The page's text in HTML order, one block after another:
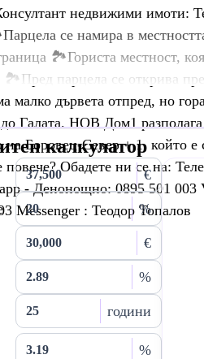
недвижими имоти:
се намира в
🏞️Гориста местност,
парцела се открива
малко дървета отпред, но
Галата. НОВ Дом1
на Боровец-Север + 1, който
повече? Обадете ни се на:
- Денонощно: 0895 501
Messenger : Теодор Топалов
калкулатор
€
%
€
%
години
%